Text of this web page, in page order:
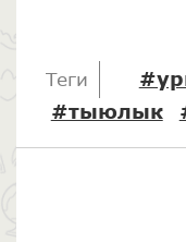
Теги
#тыюлык